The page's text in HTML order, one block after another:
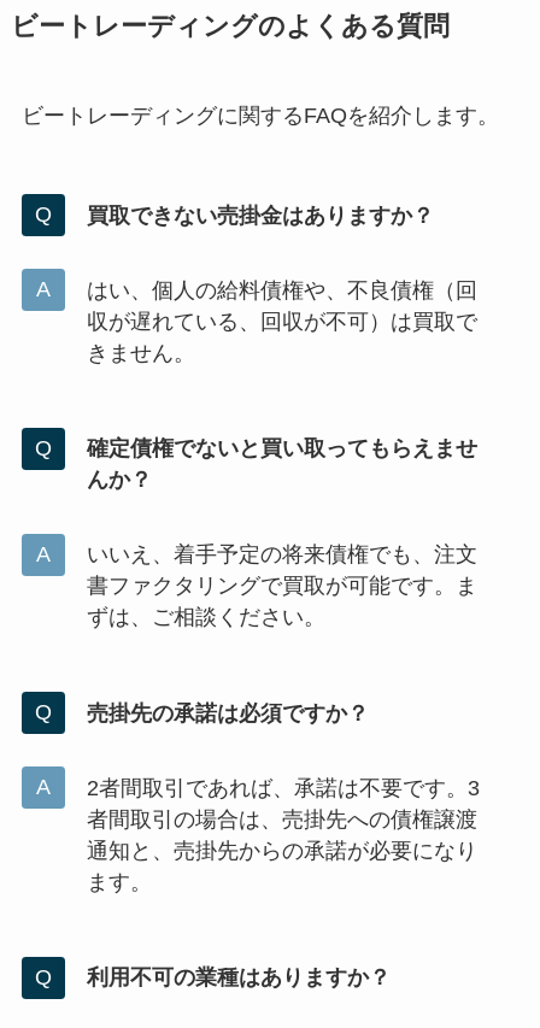
ビートレーディングのよくある質問
ビートレーディングに関するFAQを紹介します。
買取できない売掛金はありますか？
はい、個人の給料債権や、不良債権（回
収が遅れている、回収が不可）は買取で
きません。
確定債権でないと買い取ってもらえませ
んか？
いいえ、着手予定の将来債権でも、注文
書ファクタリングで買取が可能です。ま
ずは、ご相談ください。
売掛先の承諾は必須ですか？
2者間取引であれば、承諾は不要です。3
者間取引の場合は、売掛先への債権譲渡
通知と、売掛先からの承諾が必要になり
ます。
利用不可の業種はありますか？